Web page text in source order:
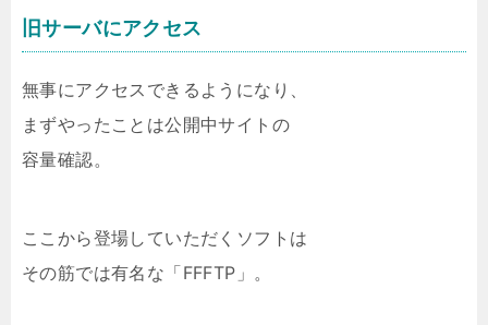
旧サーバにアクセス
無事にアクセスできるようになり、
まずやったことは公開中サイトの
容量確認。
ここから登場していただくソフトは
その筋では有名な「FFFTP」。